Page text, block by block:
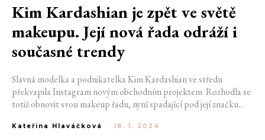
Kim Kardashian je zpět ve světě
makeupu. Její nová řada odráží i
současné trendy
Slavná modelka a podnikatelka Kim Kardashian ve středu
překvapila Instagram novým obchodním projektem. Rozhodla se
totiž obnovit svou makeup řadu, nyní spadající pod její značku
na rty. Chybět nebude ani paletka očních stínů s 12 základními
Kateřina Hlaváčková - 18. 1. 2024